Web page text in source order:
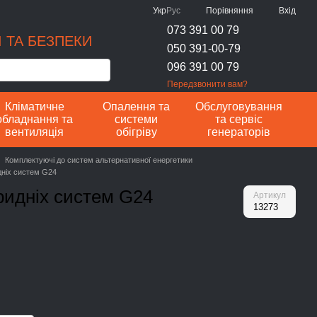
УкрРус Порівняння Вхід
БЕЗПЕКИ
073 391 00 79
050 391-00-79
096 391 00 79
Передзвонити вам?
Кліматичне
та
вентиляція
Опалення та
системи
обігріву
Обслуговування
та сервіс
генераторів
Комплектуючі до систем альтернативної енергетики
систем G24
систем G24 Артикул
13273